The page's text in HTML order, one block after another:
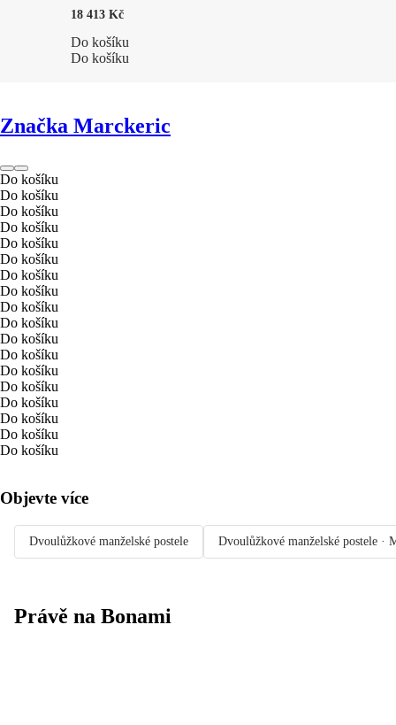
18 413 Kč
Do košíku
Do košíku
Značka Marckeric
Do košíku
Do košíku
Do košíku
Do košíku
Do košíku
Do košíku
Do košíku
Do košíku
Do košíku
Do košíku
Do košíku
Do košíku
Do košíku
Do košíku
Do košíku
Do košíku
Do košíku
Do košíku
Objevte více
Dvoulůžkové manželské postele Dvoulůžkové manželské postele ·
Právě na Bonami